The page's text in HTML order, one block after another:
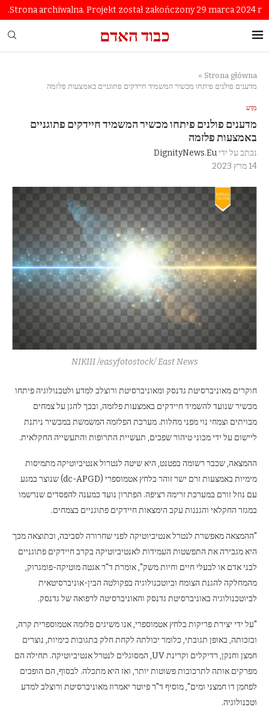
Strona archiwalna. Projekt został zakończony 29 marca 2024 r.
כבוד האדם
Strona główna
»
מדענים פולנים פיתחו מכשיר המשמיד חיידקים פתוגניים באמצעות פלזמה
מַדָע
מדענים פולנים פיתחו מכשיר המשמיד חיידקים פתוגניים
באמצעות פלזמה
נכתב על ידיDignityNews.eu
14 מרץ 2023
NIKIII /easyfotostock/ East News
חוקרים מאוניברסיטת גדנסק ומאוניברסיטת ורוצלב למדע ולטכנולוגיה פיתחו
מכשיר שנועד להשמיד חיידקים באמצעות פלזמה, ובכך להגן על צמחים
מבויתים וצמחי נוי מפני מחלות. מערכת הפלזמה המשמשת במכשיר ניתנת
ליישום על ידי מכוני טיהור שפכים, תעשיית התרופות והתעשייה החקלאית.
ההמצאה, שכבר רשומה בפטנט, היא שיטה לנטרול אנטיביוטיקה מתמיסות
מימיות באמצעות זרם ישר זוהר בלחץ אטמוספרי (dc-APGD) שנוצר במגע
עם נוזל זורם במערכת זרימה רציפה. הפתרון נועד כמענה להפסדים שנרשמו
במגזר החקלאי והגננות עקב הימצאות חיידקים פתוגניים בצמחים.
"ההמצאה מאפשרת לנטרל אנטיביוטיקה לפני שחרורה לסביבה, וכתוצאה מכך
היא מגבירה את התפשטות העמידות לאנטיביוטיקה בקרב חיידקים פתוגניים
לבני אדם או לבעלי חיים וחיות משק", אומרת ד"ר אגטה מוטיקה-פומגרוק,
מהמחלקה להגנת הצומח וביוטכנולוגיה בפקולטה הבין-אוניברסיטאית
לביוטכנולוגיה באוניברסיטת גדנסק והאוניברסיטה לרפואה של גדנסק.
"על ידי יצירת פריקות בלחץ אטמוספרי, אנו משיגים פלזמה אטמוספרית קרה,
ובזכותה, באופן תגובתי, כלומר יכולתה לקחת חלק בתגובות כימיות, נוצרים
חמצן וחנקן, רדיקלים וקרינת UV, המסוגלים לנטרל אנטיביוטיקה. תחילה הם
מפרקים אותה לתרכובות פשוטות יותר, ואז היא מתכלה. לבסוף, הם הופכים
לפחמן דו חמצני ומים", מוסיף ד"ר פיוטר יאמרוז מאוניברסיטת ורוצלב למדע
וטכנולוגיה.